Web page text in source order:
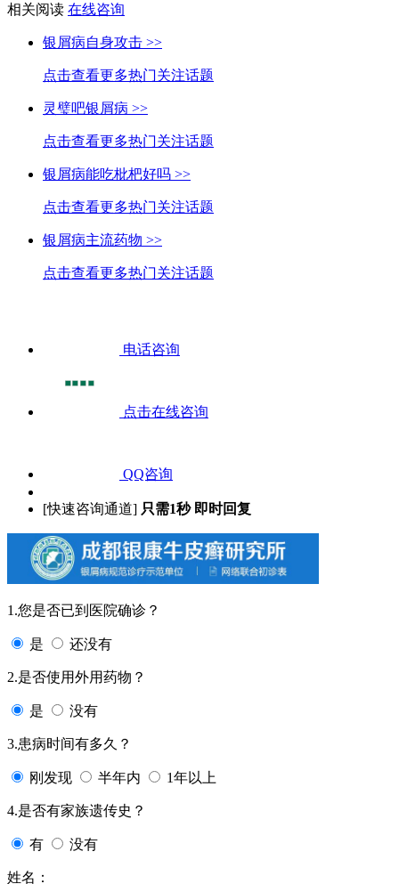
相关阅读 在线咨询
银屑病自身攻击 >>
点击查看更多热门关注话题
灵璧吧银屑病 >>
点击查看更多热门关注话题
银屑病能吃枇杷好吗 >>
点击查看更多热门关注话题
银屑病主流药物 >>
点击查看更多热门关注话题
电话咨询
点击在线咨询
QQ咨询
[快速咨询通道] 只需1秒 即时回复
1.您是否已到医院确诊？
是 还没有
2.是否使用外用药物？
是 没有
3.患病时间有多久？
刚发现 半年内 1年以上
4.是否有家族遗传史？
有 没有
姓名：